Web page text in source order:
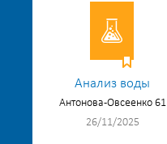
Анализ воды
Антонова-Овсеенко 61
26/11/2025